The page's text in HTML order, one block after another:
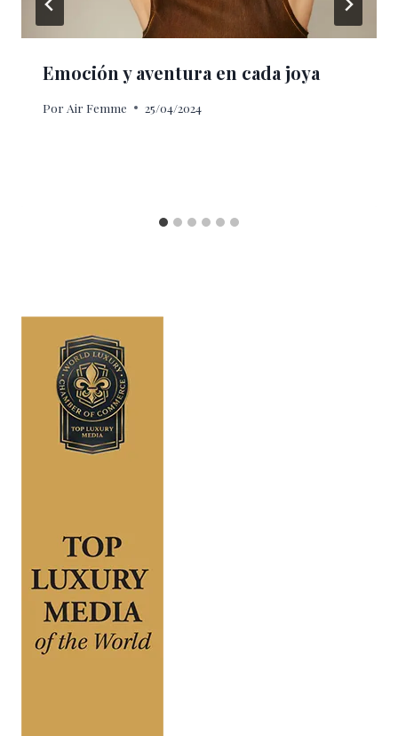
Emoción y aventura en cada joya
Por Air Femme 25/04/2024